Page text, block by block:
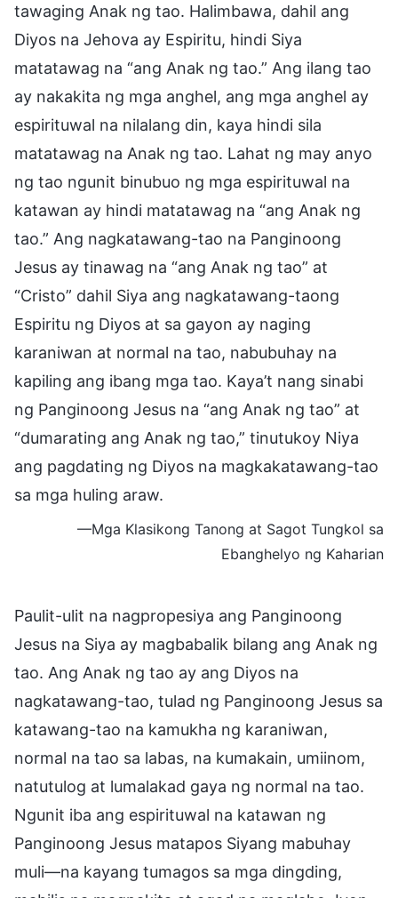
tawaging Anak ng tao. Halimbawa, dahil ang
Diyos na Jehova ay Espiritu, hindi Siya
matatawag na “ang Anak ng tao.” Ang ilang tao
ay nakakita ng mga anghel, ang mga anghel ay
espirituwal na nilalang din, kaya hindi sila
matatawag na Anak ng tao. Lahat ng may anyo
ng tao ngunit binubuo ng mga espirituwal na
katawan ay hindi matatawag na “ang Anak ng
tao.” Ang nagkatawang-tao na Panginoong
Jesus ay tinawag na “ang Anak ng tao” at
“Cristo” dahil Siya ang nagkatawang-taong
Espiritu ng Diyos at sa gayon ay naging
karaniwan at normal na tao, nabubuhay na
kapiling ang ibang mga tao. Kaya’t nang sinabi
ng Panginoong Jesus na “ang Anak ng tao” at
“dumarating ang Anak ng tao,” tinutukoy Niya
ang pagdating ng Diyos na magkakatawang-tao
sa mga huling araw.
—Mga Klasikong Tanong at Sagot Tungkol sa
Ebanghelyo ng Kaharian
Paulit-ulit na nagpropesiya ang Panginoong
Jesus na Siya ay magbabalik bilang ang Anak ng
tao. Ang Anak ng tao ay ang Diyos na
nagkatawang-tao, tulad ng Panginoong Jesus sa
katawang-tao na kamukha ng karaniwan,
normal na tao sa labas, na kumakain, umiinom,
natutulog at lumalakad gaya ng normal na tao.
Ngunit iba ang espirituwal na katawan ng
Panginoong Jesus matapos Siyang mabuhay
muli—na kayang tumagos sa mga dingding,